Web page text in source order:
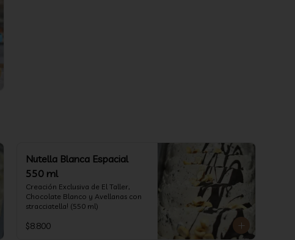
Nutella Blanca Espacial
550 ml
Creación Exclusiva de El Taller,
Chocolate Blanco y Avellanas con
stracciatella! (550 ml)
$8.800